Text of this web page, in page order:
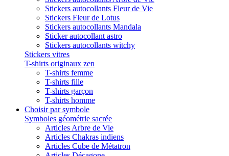
Stickers autocollants Fleur de Vie
Stickers Fleur de Lotus
Stickers autocollants Mandala
Sticker autocollant astro
Stickers autocollants witchy
Stickers vitres
T-shirts originaux zen
T-shirts femme
T-shirts fille
T-shirts garçon
T-shirts homme
Choisir par symbole
Symboles géométrie sacrée
Articles Arbre de Vie
Articles Chakras indiens
Articles Cube de Métatron